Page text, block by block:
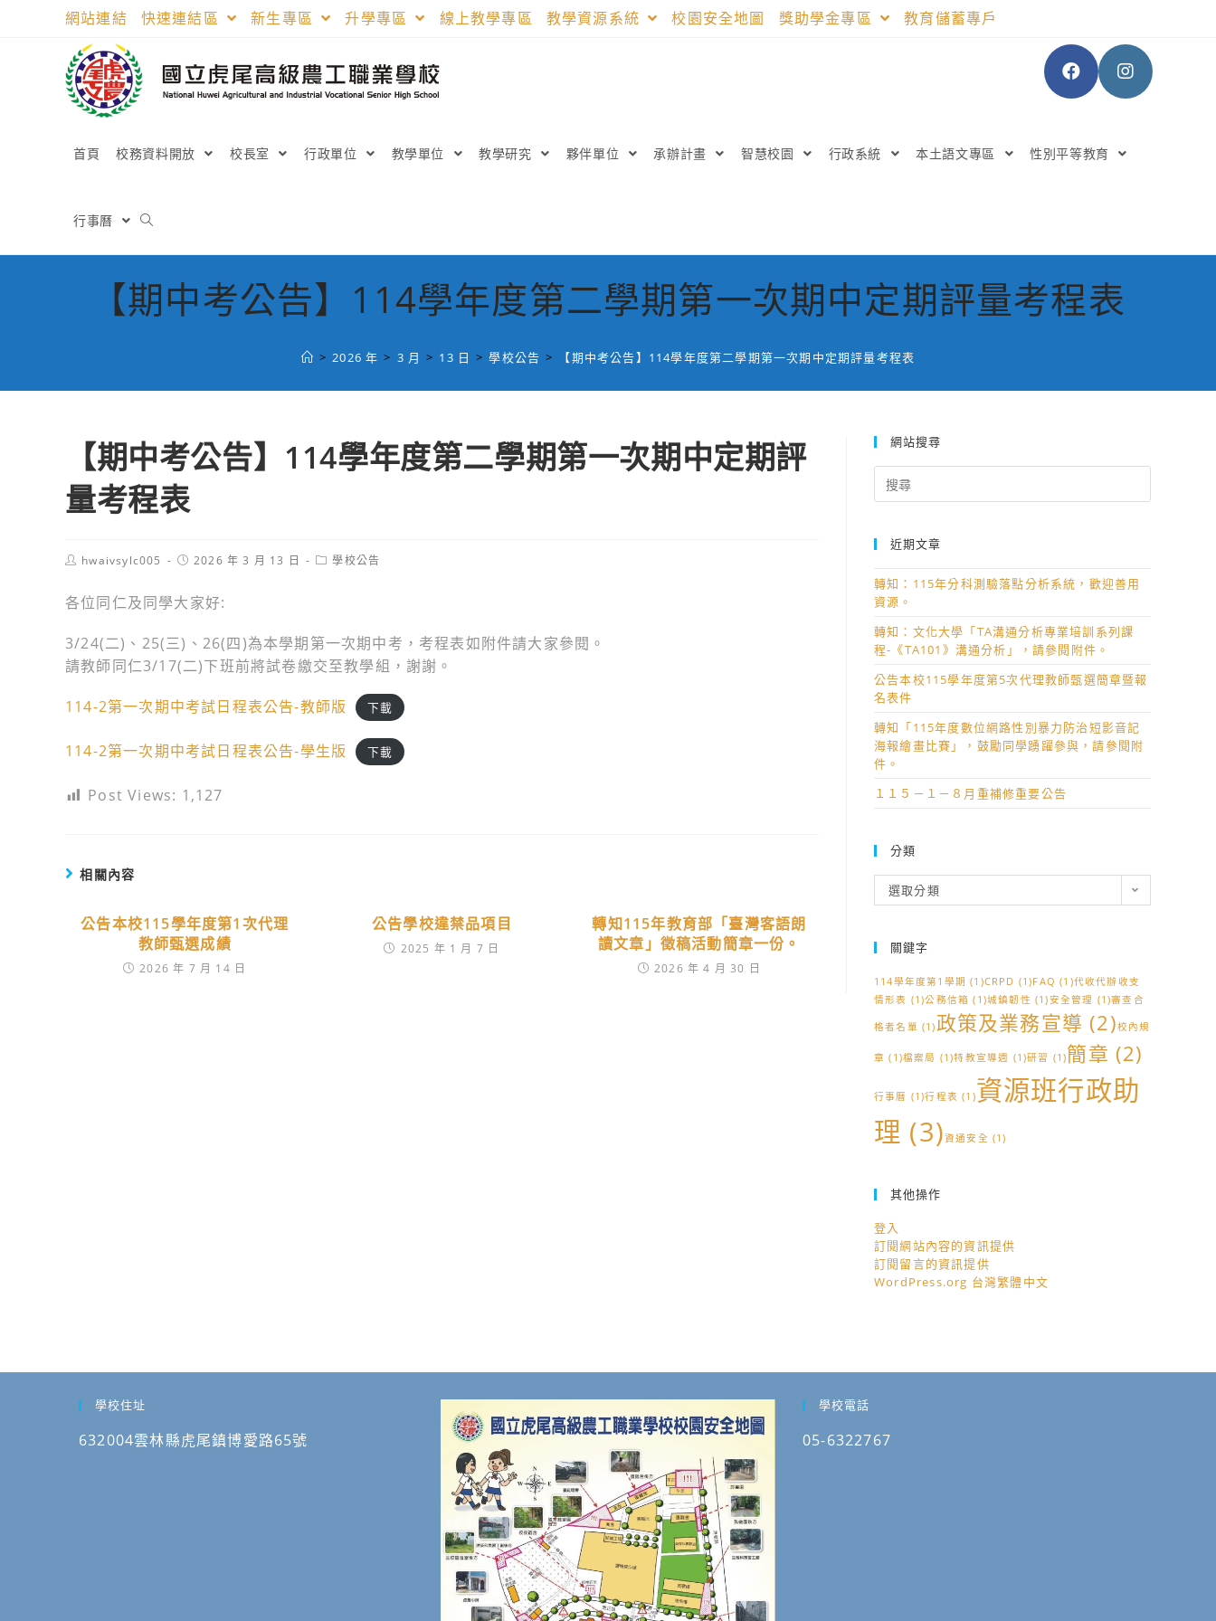
網站連結 快速連結區 新生專區 升學專區 線上教學專區 教學資源系統 校園安全地圖 獎助學金專區 教育儲蓄專戶
首頁 校務資料開放 校長室 行政單位 教學單位 教學研究 夥伴單位 承辦計畫 智慧校園 行政系統 本土語文專區 性別平等教育
行事曆
【期中考公告】114學年度第二學期第一次期中定期評量考程表
> 2026 年 > 3 月 > 13 日 > 學校公告 > 【期中考公告】114學年度第二學期第一次期中定期評量考程表
【期中考公告】114學年度第二學期第一次期中定期評
量考程表
Posthwaivsylc005
Post2026 年 3 月 13 日
Post學校公告
各位同仁及同學大家好:
3/24(二)、25(三)、26(四)為本學期第一次期中考，考程表如附件請大家參閱。
請教師同仁3/17(二)下班前將試卷繳交至教學組，謝謝。
114-2第一次期中考試日程表公告-教師版 下載
114-2第一次期中考試日程表公告-學生版 下載
Post Views: 1,127
相關內容
公告本校115學年度第1次代理
教師甄選成績
2026 年 7 月 14 日
公告學校違禁品項目
2025 年 1 月 7 日
轉知115年教育部「臺灣客語朗
讀文章」徵稿活動簡章一份。
2026 年 4 月 30 日
網站搜尋
for:
近期文章
轉知：115年分科測驗落點分析系統，歡迎善用
資源。
轉知：文化大學「TA溝通分析專業培訓系列課
程-《TA101》溝通分析」，請參閱附件。
公告本校115學年度第5次代理教師甄選簡章暨報
名表件
轉知「115年度數位網路性別暴力防治短影音記
海報繪畫比賽」，鼓勵同學踴躍參與，請參閱附
件。
１１５－１－８月重補修重要公告
分類
類
選取分類
關鍵字
114學年度第1學期 (1)CRPD (1)FAQ (1)代收代辦收支
情形表 (1)公務信箱 (1)城鎮韌性 (1)安全管理 (1)審查合
格者名單 (1)政策及業務宣導 (2)校內規
章 (1)檔案局 (1)特教宣導週 (1)研習 (1)簡章 (2)
行事曆 (1)行程表 (1)資源班行政助
理 (3)資通安全 (1)
其他操作
登入
訂閱網站內容的資訊提供
訂閱留言的資訊提供
WordPress.org 台灣繁體中文
學校住址
632004雲林縣虎尾鎮博愛路65號
學校電話
05-6322767